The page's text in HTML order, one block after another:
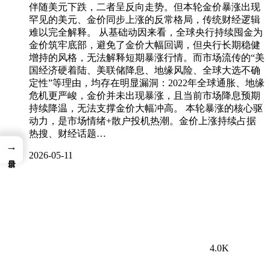
伴随美元下跌，二者呈反向走势。但本轮金价暴涨出现
罕见的美元、金价同步上涨的反常格局，传统财经逻辑
难以完全解释。 从基础动因来看，全球央行持续囤金为
金价筑牢底部，避免了金价大幅回调，但央行长期稳健
增持的风格，无法解释短期暴涨行情。而市场流传的“美
国经济硬着陆、美联储降息、地缘风险、全球大选不确
定性”等理由，均存在明显漏洞：2022年全球通胀、地缘
危机更严峻，金价并未出现暴涨，且当前市场降息预期
持续降温，无法支撑金价大幅冲高。 本轮暴涨的核心驱
动力，是市场情绪+散户投机热潮。金价上涨持续占据
热搜、财经话题…
2026-05-11
4.0K
→